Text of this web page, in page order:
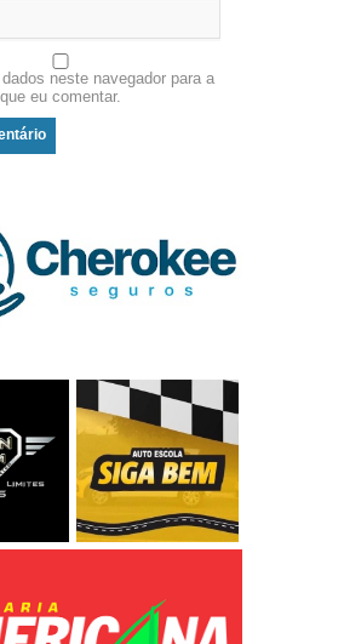
neste navegador para a
eu comentar.